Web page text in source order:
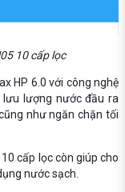
10 cấp lọc
HP 6.0 với công nghệ
lượng nước đầu ra
như ngăn chặn tối
cấp lọc còn giúp cho
nước sạch.